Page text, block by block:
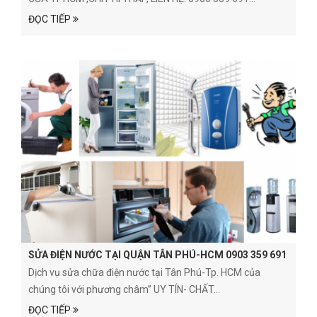
ĐỌC TIẾP
SỬA ĐIỆN NƯỚC TẠI QUẬN TÂN PHÚ-HCM 0903 359 691
Dịch vụ sửa chữa điện nước tại Tân Phú-Tp. HCM của
chúng tôi với phương châm” UY TÍN- CHẤT...
ĐỌC TIẾP